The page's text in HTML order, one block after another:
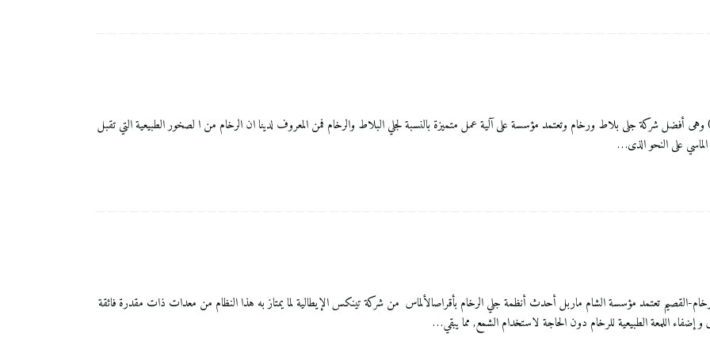
تلميع الرخام بالقصيم شركة الشام ماربل للعناية بالمنزل 0556083761 وهى أفضل شركة جلى بلاط ورخام وتعتمد مؤسسة على آلية عمل متميزة بالنسبة لجلي البلاط والرخام فمن المعروف لدينا ان الرخام من ا لصخور الطبيعية التي تقبل
الماسي على النحو الذى…
شركة الشام ماربل 0556083761 ​جلي-تلميع-رخام-القصيم تعتمد مؤسسة الشام ماربل أحدث أنظمة جلي الرخام بأقراصالألماس من شركة تينكس الإيطالية لما يمتاز به هذا النظام من معدات ذات مقدرة فائقة
اللمعة الطبيعية للرخام دون الحاجة لاستخدام الشمع, مما يبقي…